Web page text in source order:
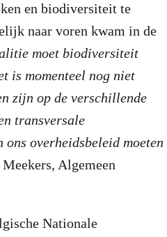
en biodiversiteit te
naar voren kwam in de
moet biodiversiteit
is momenteel nog niet
zijn op de verschillende
transversale
overheidsbeleid moeten
Algemeen
Nationale